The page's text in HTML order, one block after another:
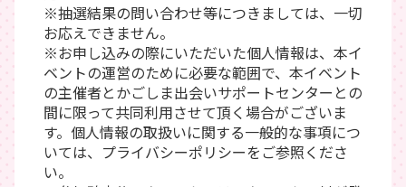
※抽選結果の問い合わせ等につきましては、一切
お応えできません。
※お申し込みの際にいただいた個人情報は、本イ
ベントの運営のために必要な範囲で、本イベント
の主催者とかごしま出会いサポートセンターとの
間に限って共同利用させて頂く場合がございま
す。個人情報の取扱いに関する一般的な事項につ
いては、プライバシーポリシーをご参照くださ
い。